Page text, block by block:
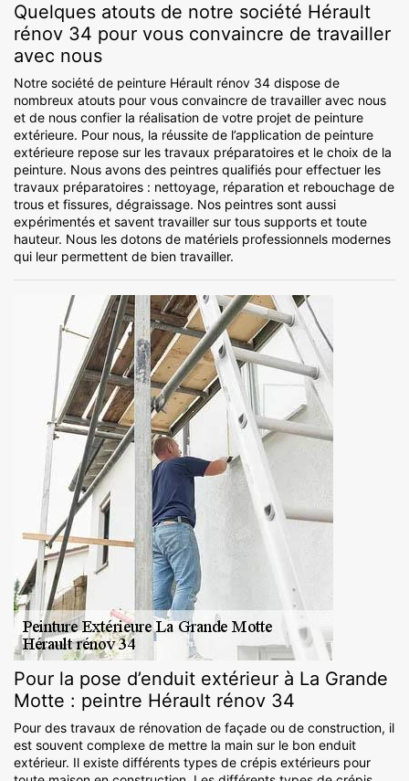
Quelques atouts de notre société Hérault
rénov 34 pour vous convaincre de travailler
avec nous
Notre société de peinture Hérault rénov 34 dispose de
nombreux atouts pour vous convaincre de travailler avec nous
et de nous confier la réalisation de votre projet de peinture
extérieure. Pour nous, la réussite de l’application de peinture
extérieure repose sur les travaux préparatoires et le choix de la
peinture. Nous avons des peintres qualifiés pour effectuer les
travaux préparatoires : nettoyage, réparation et rebouchage de
trous et fissures, dégraissage. Nos peintres sont aussi
expérimentés et savent travailler sur tous supports et toute
hauteur. Nous les dotons de matériels professionnels modernes
qui leur permettent de bien travailler.
Pour la pose d’enduit extérieur à La Grande
Motte : peintre Hérault rénov 34
Pour des travaux de rénovation de façade ou de construction, il
est souvent complexe de mettre la main sur le bon enduit
extérieur. Il existe différents types de crépis extérieurs pour